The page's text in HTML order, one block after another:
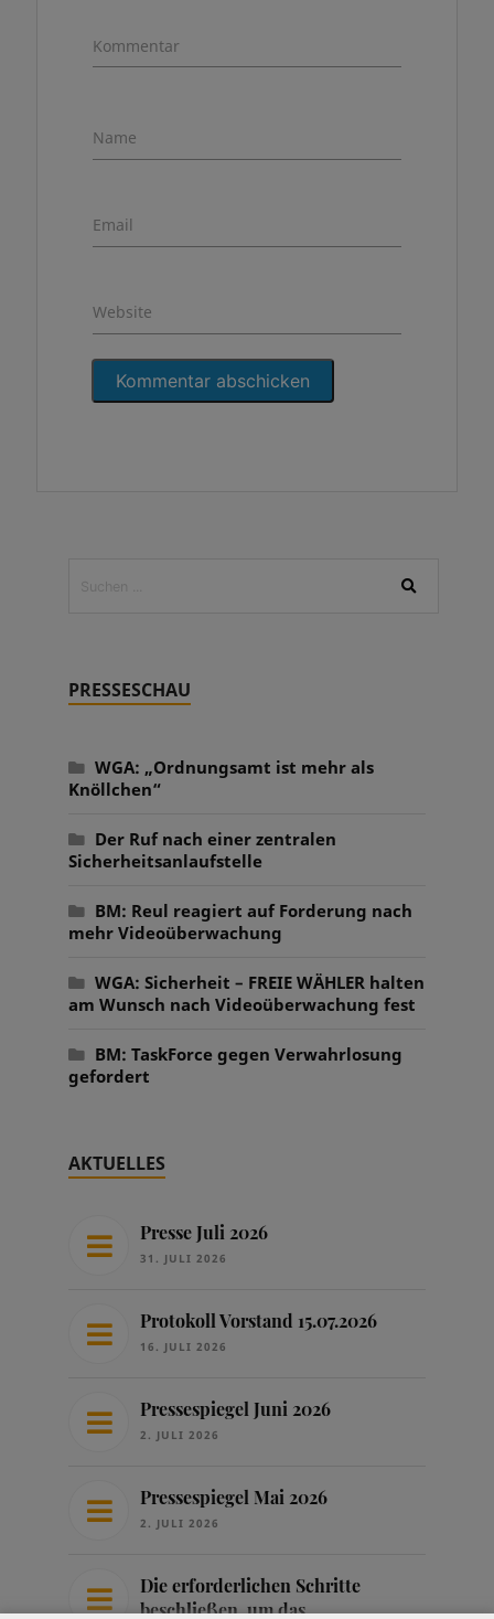
Kommentar
Name
Email
Website
PRESSESCHAU
WGA: „Ordnungsamt ist mehr als
Knöllchen“
Der Ruf nach einer zentralen
Sicherheitsanlaufstelle
BM: Reul reagiert auf Forderung nach
mehr Videoüberwachung
WGA: Sicherheit – FREIE WÄHLER halten
am Wunsch nach Videoüberwachung fest
BM: TaskForce gegen Verwahrlosung
gefordert
AKTUELLES
Presse Juli 2026
31. JULI 2026
Protokoll Vorstand 15.07.2026
16. JULI 2026
Pressespiegel Juni 2026
2. JULI 2026
Pressespiegel Mai 2026
2. JULI 2026
Die erforderlichen Schritte
beschließen, um das